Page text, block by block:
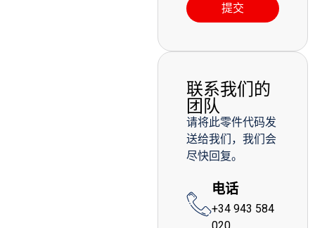
提交
联系我们的
团队
请将此零件代码发
送给我们，我们会
尽快回复。
电话
+34 943 584